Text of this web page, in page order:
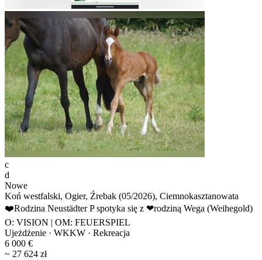
c
d
Nowe
Koń westfalski, Ogier, Źrebak (05/2026), Ciemnokasztanowata
❤️Rodzina Neustädter P spotyka się z ❤rodziną Wega (Weihegold)
O: VISION | OM: FEUERSPIEL
Ujeżdżenie · WKKW · Rekreacja
6 000 €
~ 27 624 zł